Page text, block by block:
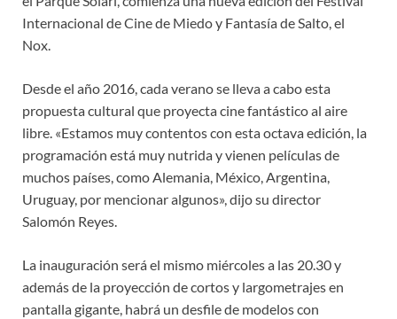
Internacional de Cine de Miedo y Fantasía de Salto, el
Nox.
Desde el año 2016, cada verano se lleva a cabo esta
propuesta cultural que proyecta cine fantástico al aire
libre. «Estamos muy contentos con esta octava edición, la
programación está muy nutrida y vienen películas de
muchos países, como Alemania, México, Argentina,
Uruguay, por mencionar algunos», dijo su director
Salomón Reyes.
La inauguración será el mismo miércoles a las 20.30 y
además de la proyección de cortos y largometrajes en
pantalla gigante, habrá un desfile de modelos con